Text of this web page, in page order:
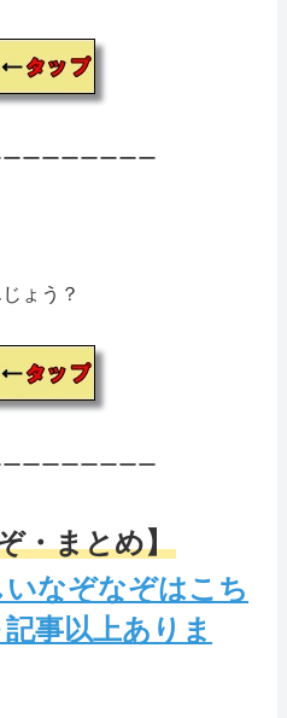
ーーーーーーー
ょう？
ーーーーーーー
・まとめ】
なぞなぞはこち
事以上ありま